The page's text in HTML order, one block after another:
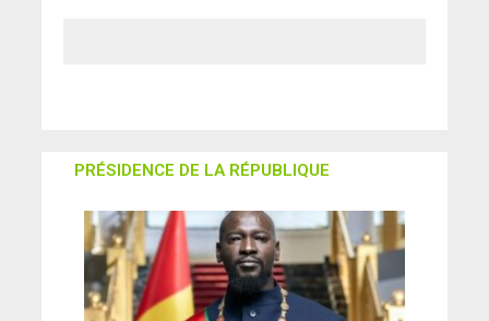
PRÉSIDENCE DE LA RÉPUBLIQUE